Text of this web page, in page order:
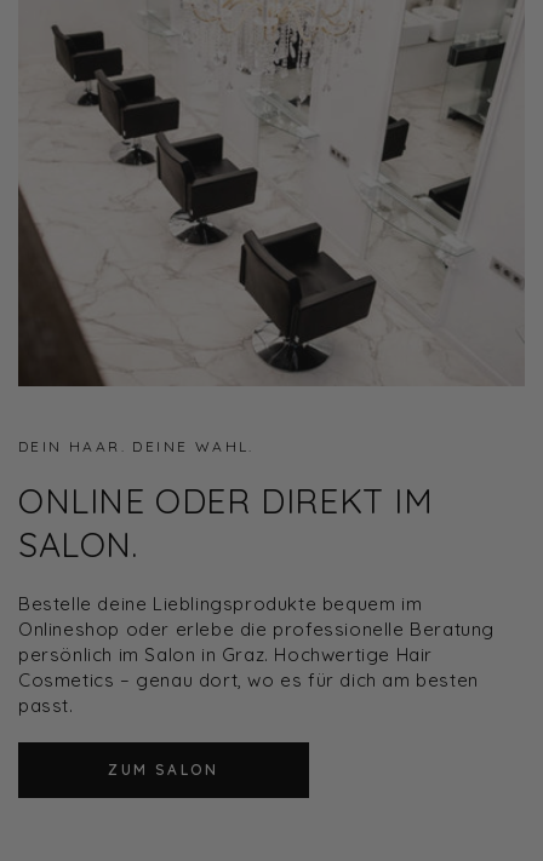
DEIN HAAR. DEINE WAHL.
ONLINE ODER DIREKT IM
SALON.
Bestelle deine Lieblingsprodukte bequem im
Onlineshop oder erlebe die professionelle Beratung
persönlich im Salon in Graz. Hochwertige Hair
Cosmetics – genau dort, wo es für dich am besten
passt.
ZUM SALON